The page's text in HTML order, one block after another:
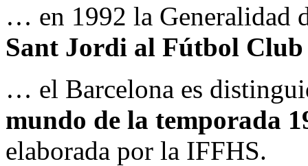
… en 1992 la Generalidad
Sant Jordi al Fútbol Club
… el Barcelona es
mundo de la temporada
elaborada por la IFFHS.